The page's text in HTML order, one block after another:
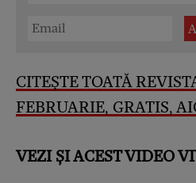
CITEȘTE TOATĂ
FEBRUARIE, GRATIS,
VEZI ȘI ACEST VIDEO